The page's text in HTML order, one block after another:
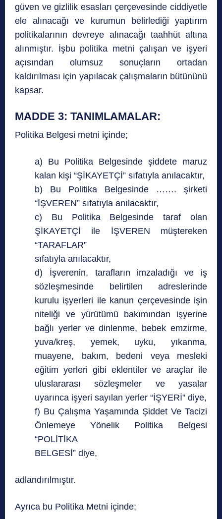
güven ve gizlilik esasları çerçevesinde ciddiyetle
ele alınacağı ve kurumun belirlediği yaptırım
politikalarının devreye alınacağı taahhüt altına
alınmıştır. İşbu politika metni çalışan ve işyeri
açısından olumsuz sonuçların ortadan
kaldırılması için yapılacak çalışmaların bütününü
kapsar.
MADDE 3: TANIMLAMALAR:
Politika Belgesi metni içinde;
a) Bu Politika Belgesinde şiddete maruz
kalan kişi “ŞİKAYETÇİ” sıfatıyla anılacaktır,
b) Bu Politika Belgesinde ……. şirketi
“İŞVEREN” sıfatıyla anılacaktır,
c) Bu Politika Belgesinde taraf olan
ŞİKAYETÇİ ile İŞVEREN müştereken
“TARAFLAR”
sıfatıyla anılacaktır,
d) İşverenin, tarafların imzaladığı ve iş
sözleşmesinde belirtilen adreslerinde
kurulu işyerleri ile kanun çerçevesinde işin
niteliği ve yürütümü bakımından işyerine
bağlı yerler ve dinlenme, bebek emzirme,
yuva/kreş, yemek, uyku, yıkanma,
muayene, bakım, bedeni veya mesleki
eğitim yerleri gibi eklentiler ve araçlar ile
uluslararası sözleşmeler ve yasalar
uyarınca işyeri sayılan yerler “İŞYERİ” diye,
f) Bu Çalışma Yaşamında Şiddet Ve Tacizi
Önlemeye Yönelik Politika Belgesi
“POLİTİKA
BELGESİ” diye,
adlandırılmıştır.
Ayrıca bu Politika Metni içinde;